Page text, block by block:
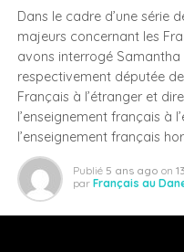
Dans le cadre d’une série
majeurs concernant les
avons interrogé
respectivement députée
Français à l’étranger et
l’enseignement français à
l’enseignement français
Publié 5 ans ago on
par Français au